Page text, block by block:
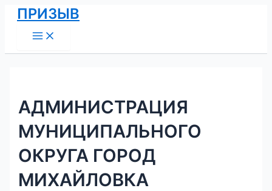
Перейти
содержимому
ПРИЗЫВ
Menu
АДМИНИСТРАЦИЯ
МУНИЦИПАЛЬНОГО
ОКРУГА ГОРОД
МИХАЙЛОВКА
Навигация
по
записям